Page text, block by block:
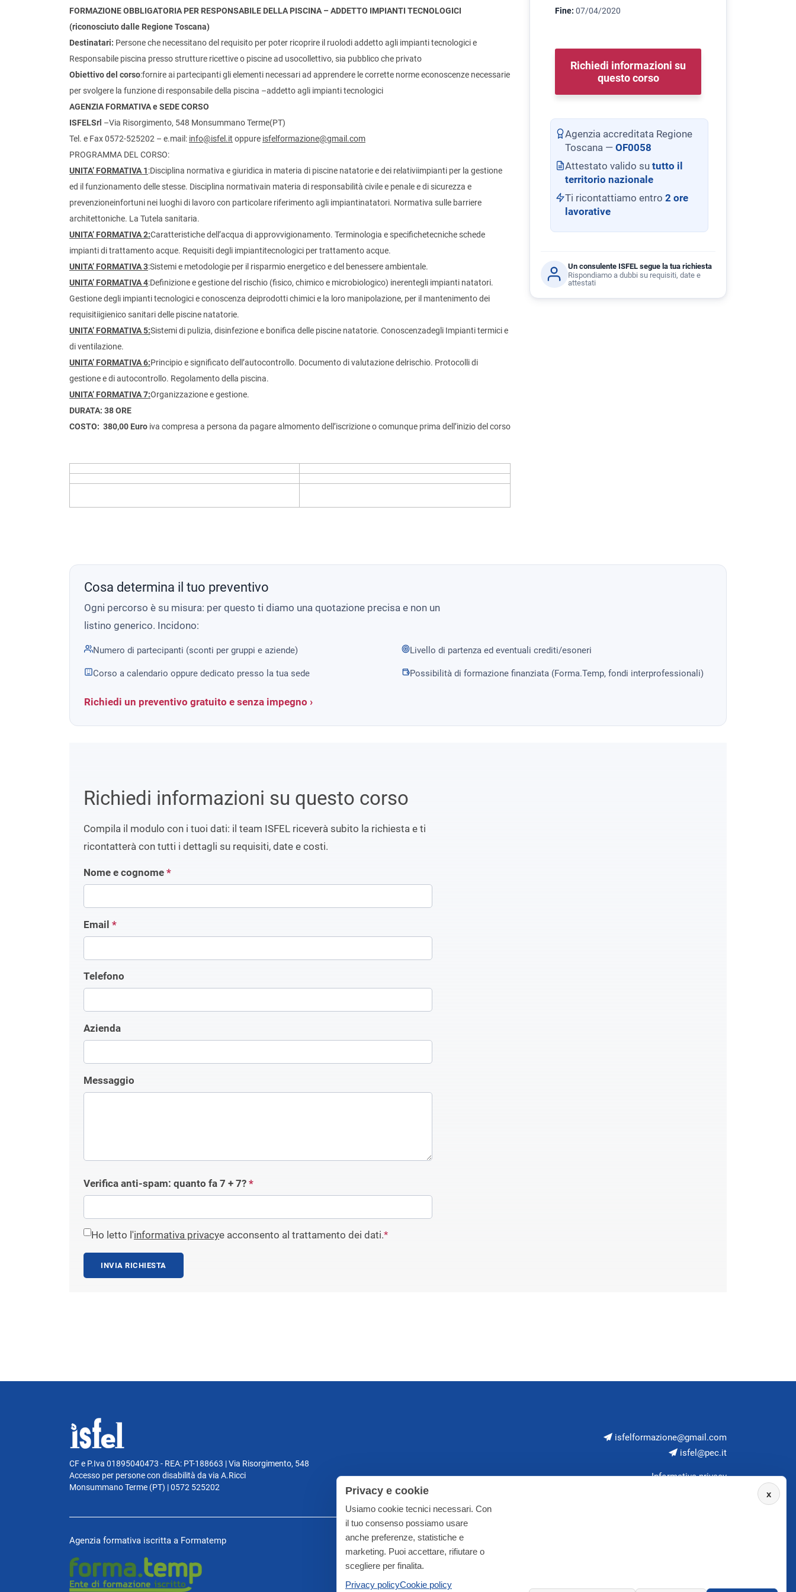
FORMAZIONE OBBLIGATORIA PER RESPONSABILE DELLA PISCINA – ADDETTO IMPIANTI TECNOLOGICI
(riconosciuto dalle Regione Toscana)
Destinatari: Persone che necessitano del requisito per poter ricoprire il ruolodi addetto agli impianti tecnologici e
Responsabile piscina presso strutture ricettive o piscine ad usocollettivo, sia pubblico che privato
Obiettivo del corso:fornire ai partecipanti gli elementi necessari ad apprendere le corrette norme econoscenze necessarie
per svolgere la funzione di responsabile della piscina –addetto agli impianti tecnologici
AGENZIA FORMATIVA e SEDE CORSO
ISFELSrl –Via Risorgimento, 548 Monsummano Terme(PT)
Tel. e Fax 0572-525202 – e.mail: info@isfel.it oppure isfelformazione@gmail.com
PROGRAMMA DEL CORSO:
UNITA’ FORMATIVA 1:Disciplina normativa e giuridica in materia di piscine natatorie e dei relativiimpianti per la gestione
ed il funzionamento delle stesse. Disciplina normativain materia di responsabilità civile e penale e di sicurezza e
prevenzioneinfortuni nei luoghi di lavoro con particolare riferimento agli impiantinatatori. Normativa sulle barriere
architettoniche. La Tutela sanitaria.
UNITA’ FORMATIVA 2:Caratteristiche dell’acqua di approvvigionamento. Terminologia e specifichetecniche schede
impianti di trattamento acque. Requisiti degli impiantitecnologici per trattamento acque.
UNITA’ FORMATIVA 3:Sistemi e metodologie per il risparmio energetico e del benessere ambientale.
UNITA’ FORMATIVA 4:Definizione e gestione del rischio (fisico, chimico e microbiologico) inerentegli impianti natatori.
Gestione degli impianti tecnologici e conoscenza deiprodotti chimici e la loro manipolazione, per il mantenimento dei
requisitiigienico sanitari delle piscine natatorie.
UNITA’ FORMATIVA 5:Sistemi di pulizia, disinfezione e bonifica delle piscine natatorie. Conoscenzadegli Impianti termici e
di ventilazione.
UNITA’ FORMATIVA 6:Principio e significato dell’autocontrollo. Documento di valutazione delrischio. Protocolli di
gestione e di autocontrollo. Regolamento della piscina.
UNITA’ FORMATIVA 7:Organizzazione e gestione.
DURATA: 38 ORE
COSTO: 380,00 Euro iva compresa a persona da pagare almomento dell’iscrizione o comunque prima dell’inizio del corso
Fine: 07/04/2020
Richiedi informazioni su
questo corso
Agenzia accreditata Regione
Toscana —OF0058
Attestato valido sututto il
territorio nazionale
Ti ricontattiamo entro2 ore
lavorative
Un consulente ISFEL segue la tua richiesta
Rispondiamo a dubbi su requisiti, date e
attestati
Cosa determina il tuo preventivo
Ogni percorso è su misura: per questo ti diamo una quotazione precisa e non un
listino generico. Incidono:
Numero di partecipanti (sconti per gruppi e aziende) Livello di partenza ed eventuali crediti/esoneri
Corso a calendario oppure dedicato presso la tua sede Possibilità di formazione finanziata (Forma.Temp, fondi interprofessionali)
Richiedi un preventivo gratuito e senza impegno ›
Richiedi informazioni su questo corso
Compila il modulo con i tuoi dati: il team ISFEL riceverà subito la richiesta e ti
ricontatterà con tutti i dettagli su requisiti, date e costi.
Nome e cognome *
Email *
Telefono
Azienda
Messaggio
Verifica anti-spam: quanto fa 7 + 7? *
Ho letto l'informativa privacye acconsento al trattamento dei dati.*
INVIA RICHIESTA
CF e P.Iva 01895040473 - REA: PT-188663 | Via Risorgimento, 548
Accesso per persone con disabilità da via A.Ricci
Monsummano Terme (PT) | 0572 525202
isfelformazione@gmail.com
isfel@pec.it
Informativa privacy
Agenzia formativa iscritta a Formatemp
x
Privacy e cookie
Usiamo cookie tecnici necessari. Con
il tuo consenso possiamo usare
anche preferenze, statistiche e
marketing. Puoi accettare, rifiutare o
scegliere per finalita.
Privacy policyCookie policy